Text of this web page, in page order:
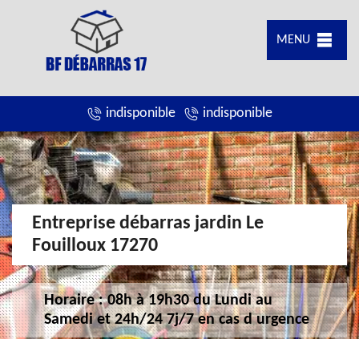
MENU
indisponible indisponible
Entreprise débarras jardin Le
Fouilloux 17270
Horaire : 08h à 19h30 du Lundi au
Samedi et 24h/24 7j/7 en cas d urgence